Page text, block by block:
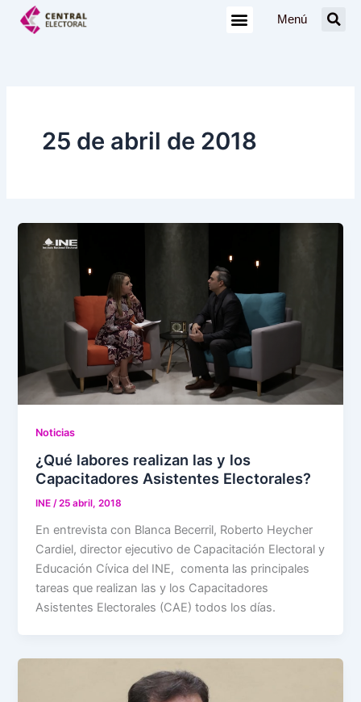
Menú
25 de abril de 2018
Noticias
¿Qué labores realizan las y los
Capacitadores Asistentes Electorales?
INE/25 abril, 2018
En entrevista con Blanca Becerril, Roberto Heycher
Cardiel, director ejecutivo de Capacitación Electoral y
Educación Cívica del INE, comenta las principales
tareas que realizan las y los Capacitadores
Asistentes Electorales (CAE) todos los días.